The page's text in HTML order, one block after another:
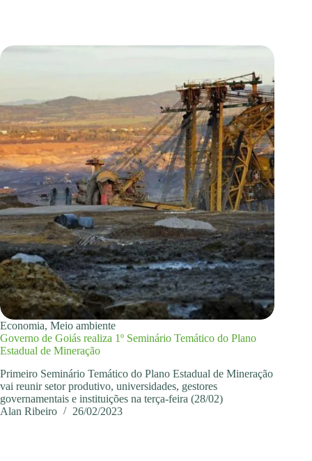
Economia, Meio ambiente
Governo de Goiás realiza 1º Seminário Temático do Plano
Estadual de Mineração
Primeiro Seminário Temático do Plano Estadual de Mineração
vai reunir setor produtivo, universidades, gestores
governamentais e instituições na terça-feira (28/02)
Alan Ribeiro
26/02/2023